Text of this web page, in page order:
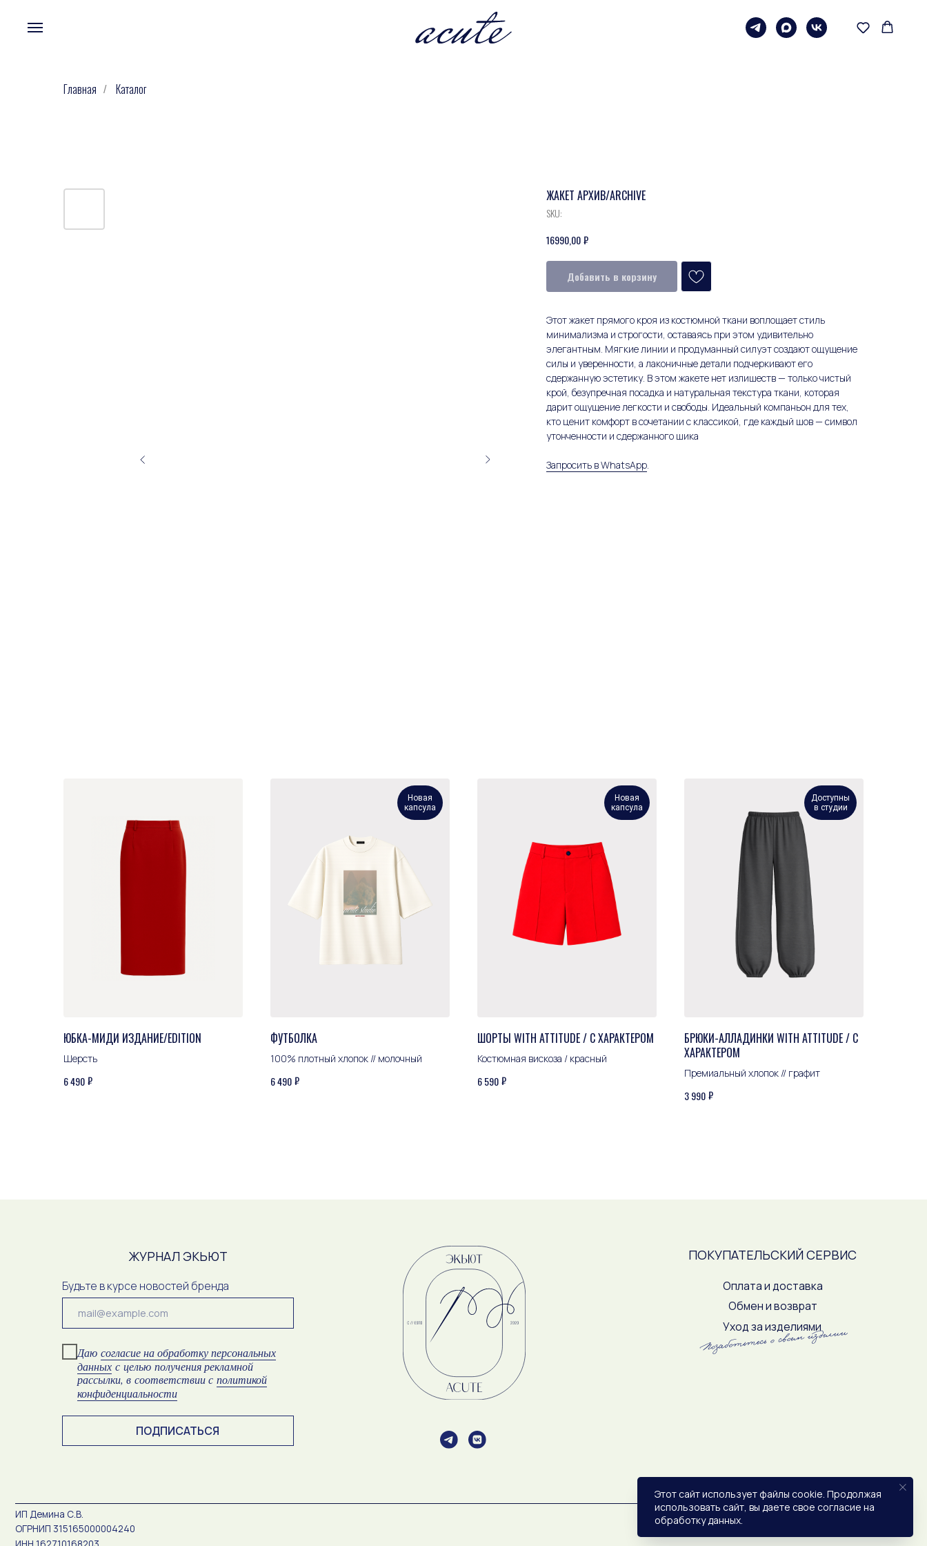
Главная / Каталог
ЖАКЕТ АРХИВ/ARCHIVE
SKU:
16990,00₽
Добавить в корзину
Этот жакет прямого кроя из костюмной ткани воплощает стиль
минимализма и строгости, оставаясь при этом удивительно
элегантным. Мягкие линии и продуманный силуэт создают ощущение
силы и уверенности, а лаконичные детали подчеркивают его
сдержанную эстетику. В этом жакете нет излишеств — только чистый
крой, безупречная посадка и натуральная текстура ткани, которая
дарит ощущение легкости и свободы. Идеальный компаньон для тех,
кто ценит комфорт в сочетании с классикой, где каждый шов — символ
утонченности и сдержанного шика
Запросить в WhatsApp
ЮБКА-МИДИ ИЗДАНИЕ/EDITION
Шерсть
6 490₽
Новая
капсула
ФУТБОЛКА
100% плотный хлопок // молочный
6 490₽
Новая
капсула
ШОРТЫ WITH ATTITUDE / С ХАРАКТЕРОМ
Костюмная вискоза / красный
6 590₽
Доступны
в студии
БРЮКИ-АЛЛАДИНКИ WITH ATTITUDE / С
ХАРАКТЕРОМ
Премиальный хлопок // графит
3 990₽
Политика конфиденциальности
ОГРНИП 315165000004240
ИНН 162710168203
Этот сайт использует файлы cookie. Продолжая
использовать сайт, вы даете свое согласие на
обработку данных.